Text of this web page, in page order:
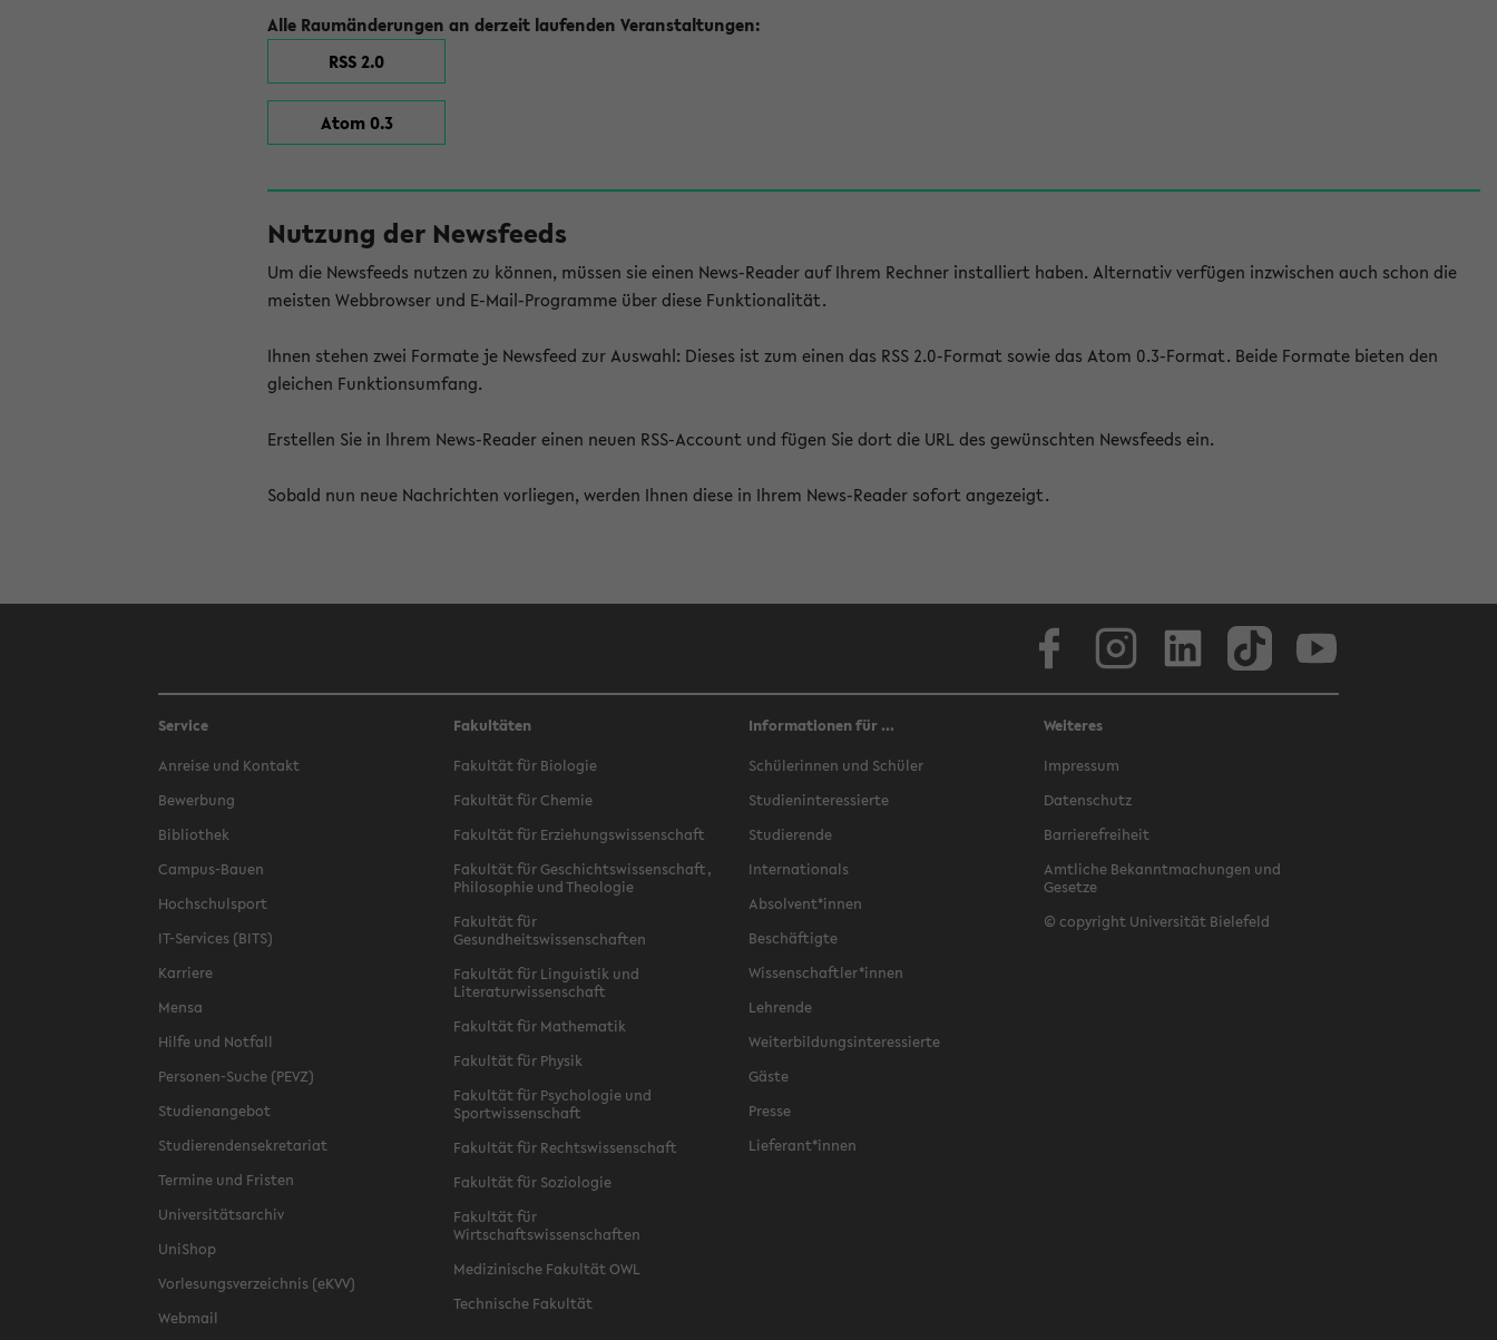
Alle Raumänderungen an derzeit laufenden Veranstaltungen:
RSS 2.0
Atom 0.3
Nutzung der Newsfeeds
Um die Newsfeeds nutzen zu können, müssen sie einen News-Reader auf Ihrem Rechner installiert haben. Alternativ verfügen inzwischen auch schon die
meisten Webbrowser und E-Mail-Programme über diese Funktionalität.
Ihnen stehen zwei Formate je Newsfeed zur Auswahl: Dieses ist zum einen das RSS 2.0-Format sowie das Atom 0.3-Format. Beide Formate bieten den
gleichen Funktionsumfang.
Erstellen Sie in Ihrem News-Reader einen neuen RSS-Account und fügen Sie dort die URL des gewünschten Newsfeeds ein.
Sobald nun neue Nachrichten vorliegen, werden Ihnen diese in Ihrem News-Reader sofort angezeigt.
Service
Anreise und Kontakt
Bewerbung
Bibliothek
Campus-Bauen
Hochschulsport
IT-Services (BITS)
Karriere
Mensa
Hilfe und Notfall
Personen-Suche (PEVZ)
Studienangebot
Studierendensekretariat
Termine und Fristen
Universitätsarchiv
UniShop
Vorlesungsverzeichnis (eKVV)
Webmail
Fakultäten
Fakultät für Biologie
Fakultät für Chemie
Fakultät für Erziehungswissenschaft
Fakultät für Geschichtswissenschaft,
Philosophie und Theologie
Fakultät für
Gesundheitswissenschaften
Fakultät für Linguistik und
Literaturwissenschaft
Fakultät für Mathematik
Fakultät für Physik
Fakultät für Psychologie und
Sportwissenschaft
Fakultät für Rechtswissenschaft
Fakultät für Soziologie
Fakultät für
Wirtschaftswissenschaften
Medizinische Fakultät OWL
Technische Fakultät
Informationen für ...
Schülerinnen und Schüler
Studieninteressierte
Studierende
Internationals
Absolvent*innen
Beschäftigte
Wissenschaftler*innen
Lehrende
Weiterbildungsinteressierte
Gäste
Presse
Lieferant*innen
Weiteres
Impressum
Datenschutz
Barrierefreiheit
Amtliche Bekanntmachungen und
Gesetze
© copyright Universität Bielefeld